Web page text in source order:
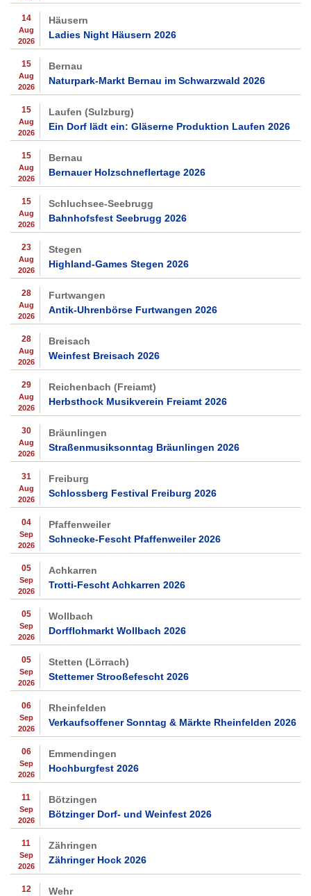
14
Aug
2026
Häusern
Ladies Night Häusern 2026
15
Aug
2026
Bernau
Naturpark-Markt Bernau im Schwarzwald 2026
15
Aug
2026
Laufen (Sulzburg)
Ein Dorf lädt ein: Gläserne Produktion Laufen 2026
15
Aug
2026
Bernau
Bernauer Holzschneflertage 2026
15
Aug
2026
Schluchsee-Seebrugg
Bahnhofsfest Seebrugg 2026
23
Aug
2026
Stegen
Highland-Games Stegen 2026
28
Aug
2026
Furtwangen
Antik-Uhrenbörse Furtwangen 2026
28
Aug
2026
Breisach
Weinfest Breisach 2026
29
Aug
2026
Reichenbach (Freiamt)
Herbsthock Musikverein Freiamt 2026
30
Aug
2026
Bräunlingen
Straßenmusiksonntag Bräunlingen 2026
31
Aug
2026
Freiburg
Schlossberg Festival Freiburg 2026
04
Sep
2026
Pfaffenweiler
Schnecke-Fescht Pfaffenweiler 2026
05
Sep
2026
Achkarren
Trotti-Fescht Achkarren 2026
05
Sep
2026
Wollbach
Dorfflohmarkt Wollbach 2026
05
Sep
2026
Stetten (Lörrach)
Stettemer Strooßefescht 2026
06
Sep
2026
Rheinfelden
Verkaufsoffener Sonntag & Märkte Rheinfelden 2026
06
Sep
2026
Emmendingen
Hochburgfest 2026
11
Sep
2026
Bötzingen
Bötzinger Dorf- und Weinfest 2026
11
Sep
2026
Zähringen
Zähringer Hock 2026
12 Wehr